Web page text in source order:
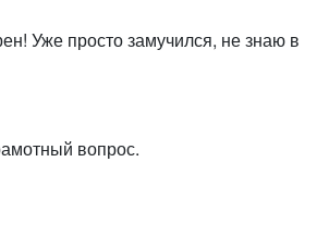
Уже просто замучился, не знаю в
вопрос.